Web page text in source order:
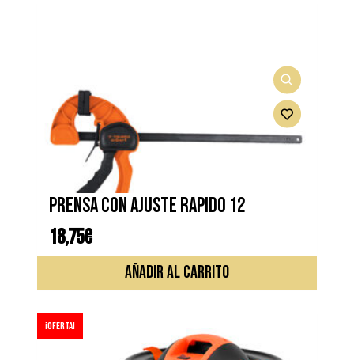
Prensa con ajuste rapido 12
18,75€
AÑADIR AL CARRITO
¡Oferta!